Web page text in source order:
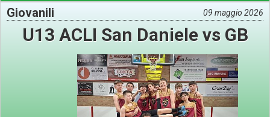
Giovanili 09 maggio 2026
U13 ACLI San Daniele vs GB